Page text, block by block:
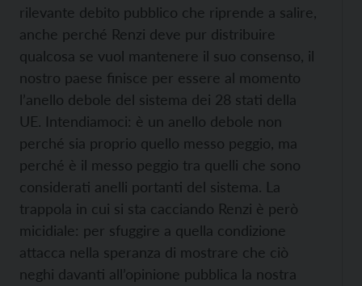
rilevante debito pubblico che riprende a salire,
anche perché Renzi deve pur distribuire
qualcosa se vuol mantenere il suo consenso, il
nostro paese finisce per essere al momento
l’anello debole del sistema dei 28 stati della
UE. Intendiamoci: è un anello debole non
perché sia proprio quello messo peggio, ma
perché è il messo peggio tra quelli che sono
considerati anelli portanti del sistema. La
trappola in cui si sta cacciando Renzi è però
micidiale: per sfuggire a quella condizione
attacca nella speranza di mostrare che ciò
neghi davanti all’opinione pubblica la nostra